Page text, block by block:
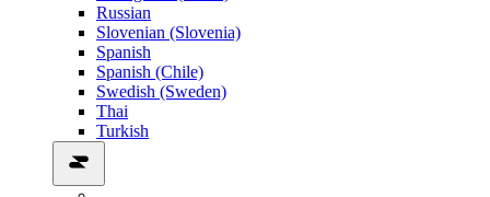
Russian
Slovenian (Slovenia)
Spanish
Spanish (Chile)
Swedish (Sweden)
Thai
Turkish